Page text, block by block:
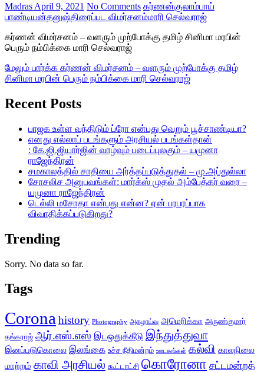
Madras April 9, 2021 No Comments கர்ணன்குலாம்பாய்
பாண்டியன்தனுஷ்திரைப்பட விமர்சனம்மாரி செல்வராஜ்
கர்ணன் விமர்சனம் – வளரும் முற்போக்கு தமிழ் சினிமா மரபின்
பெரும் நம்பிக்கை மாரி செல்வராஜ்
மேலும் பார்க்க கர்ணன் விமர்சனம் – வளரும் முற்போக்கு தமிழ்
சினிமா மரபின் பெரும் நம்பிக்கை மாரி செல்வராஜ்
Recent Posts
பாஜக உள்ள வந்திடும் ப்ரோ என்பது வெறும் பூச்சாண்டியா?
எனது எல்லாப் படங்களும் அரசியல் படங்கள்தான்
: கே.ஜி.ஜியார்ஜின் வாழ்வும் படைப்புலகும் – யமுனா
ராஜேந்திரன்
சமகாலத்தில் சாதியை அர்த்தப்படுத்துதல் – மு.அப்துல்லா
சோசலிச அனுபவங்கள்: மார்க்ஸ் முதல் அம்பேத்கர் வரை –
யமுனா ராஜேந்திரன்
டெல்லி மசோதா என்பது என்ன? ஏன் பரபரப்பாக
விவாதிக்கப்படுகிறது?
Trending
Sorry. No data so far.
Tags
Corona history Photography அகழாய்வு அமெரிக்கா அருண்குமார்
தங்கராஜ் ஆர்.எஸ்.எஸ் இடஒதுக்கீடு இந்துத்துவா
இனப்படுகொலை இலங்கை உச்ச நீதிமன்றம் ஊடகங்கள் கல்வி காலநிலை
மாற்றம் காவி அரசியல் கூட்டாட்சி கொரோனா சட்டமன்றத்